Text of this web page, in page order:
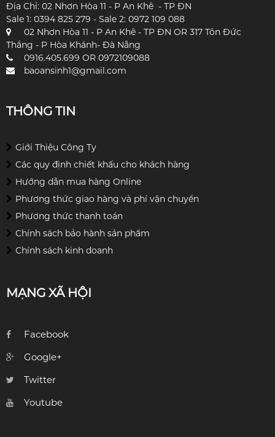
Địa Chỉ: 02 Nhơn Hòa 11 - P An Khê - TP ĐN
Sale 1: 0394 825 279 - Sale 2: 0972 109 088
02 Nhơn Hòa 11 - P An Khê - TP ĐN OR 317 Tôn Đức
Thắng - P Hòa Khánh- Đà Nẵng
0916.405.699 OR 0972109088
baoansinh1@gmail.com
THÔNG TIN
Giới Thiệu Công Ty
Các quy định chiết khấu cho khách hàng
Hướng dẫn mua hàng Online
Phương thức giao hàng và phí vận chuyển
Phương thức thanh toán
Chính sách bảo hành sản phẩm
Chính sách kinh doanh
MẠNG XÃ HỘI
Facebook
Google+
Twitter
Youtube